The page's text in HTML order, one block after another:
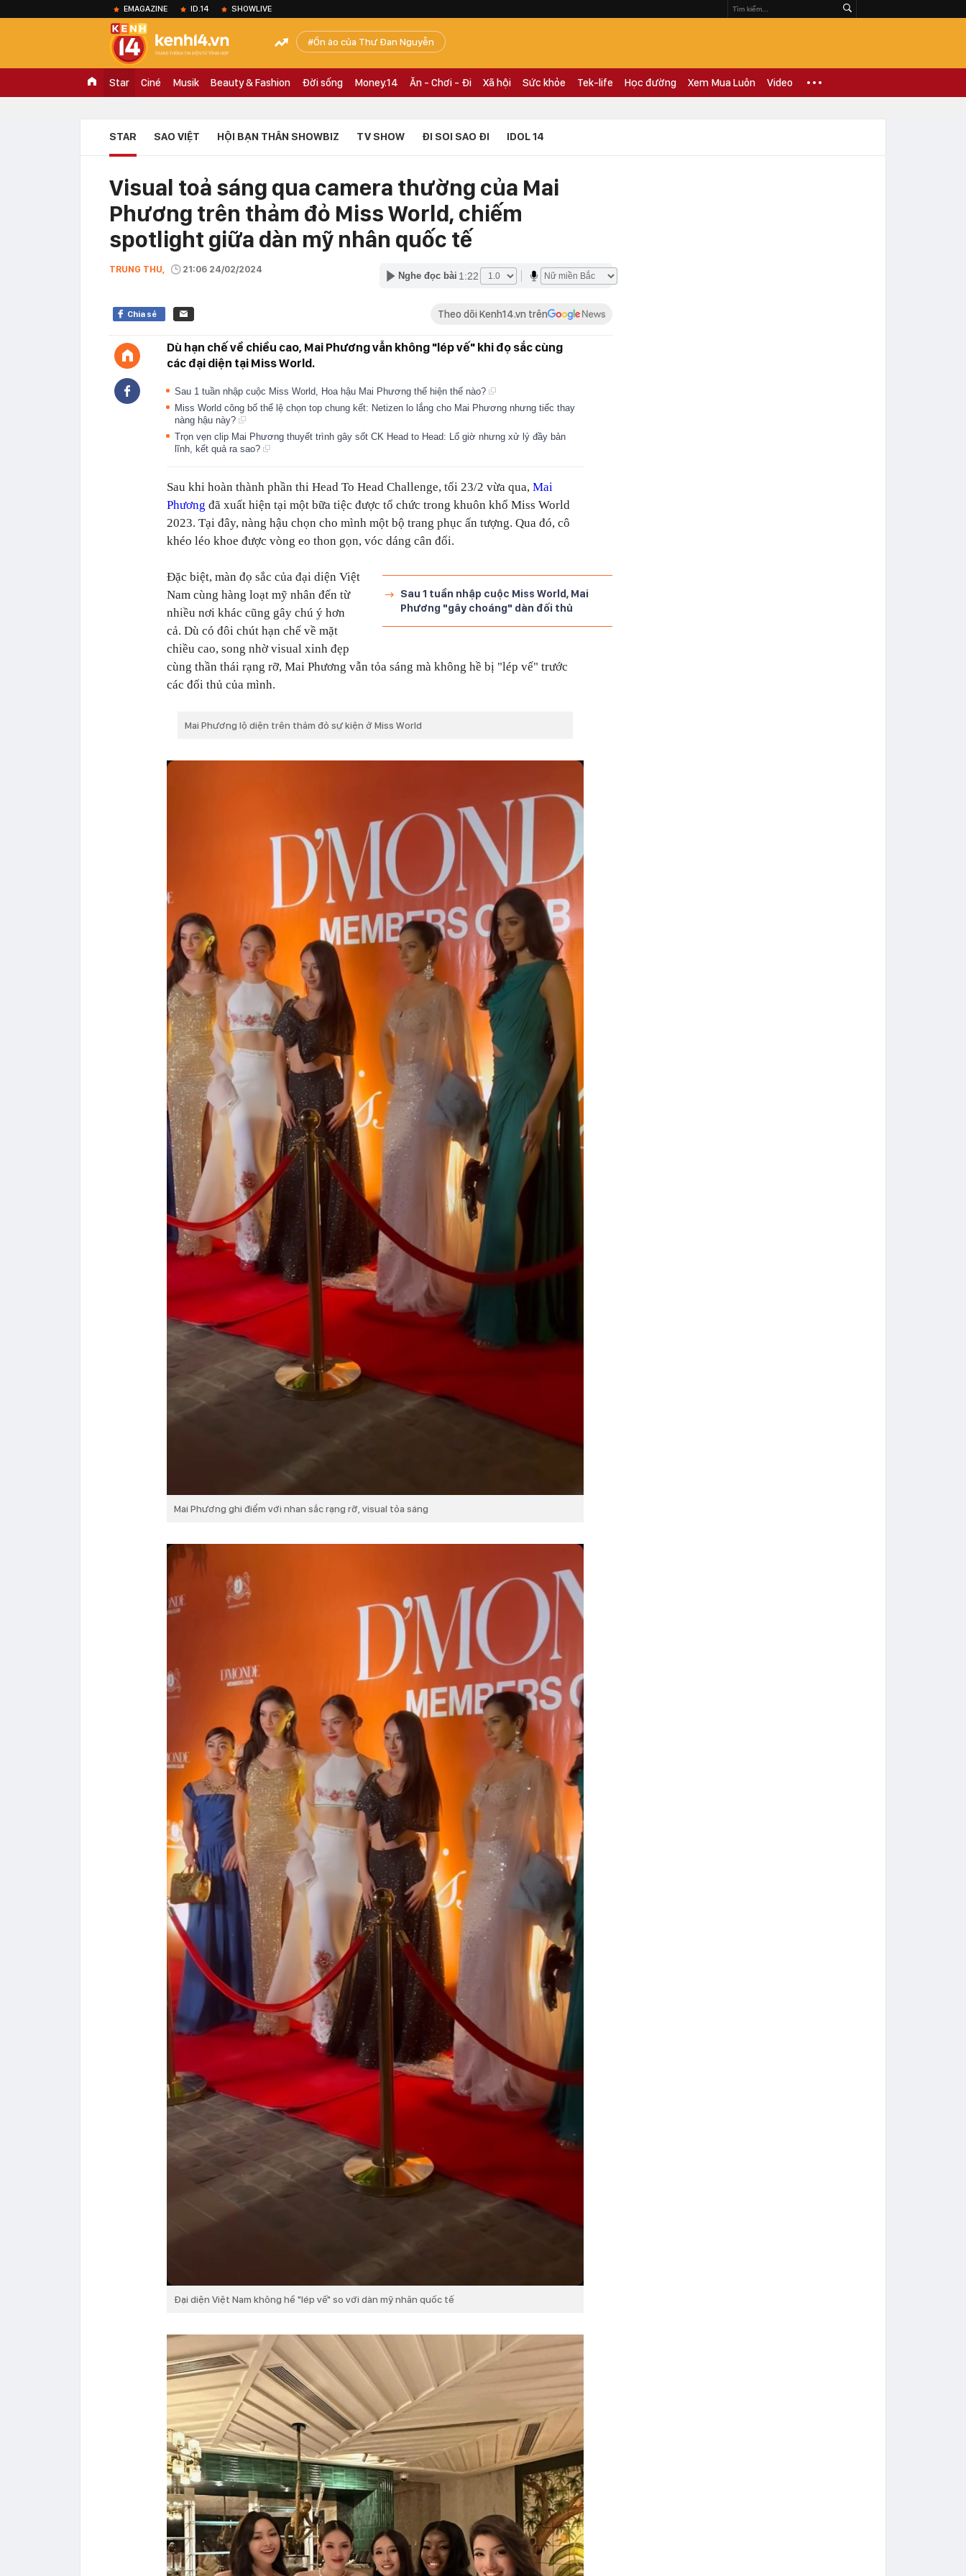
EMAGAZINE ID.14 SHOWLIVE
Ồn ào của Thư Đan Nguyễn
Star Ciné Musik Beauty & Fashion Đời sống Money.14 Ăn - Chơi - Đi Xã hội Sức khỏe Tek-life Học đường Xem Mua Luôn Video
STAR SAO VIỆT HỘI BẠN THÂN SHOWBIZ TV SHOW ĐI SOI SAO ĐI IDOL 14
Visual toả sáng qua camera thường của Mai
Phương trên thảm đỏ Miss World, chiếm
spotlight giữa dàn mỹ nhân quốc tế
TRUNG THU, 21:06 24/02/2024
Nghe đọc bài 1:22
Chia sẻ Theo dõi Kenh14.vn trên
Dù hạn chế về chiều cao, Mai Phương vẫn không "lép vế" khi đọ sắc cùng
các đại diện tại Miss World.
Sau 1 tuần nhập cuộc Miss World, Hoa hậu Mai Phương thể hiện thế nào?
Miss World công bố thể lệ chọn top chung kết: Netizen lo lắng cho Mai Phương nhưng tiếc thay
nàng hậu này?
Trọn vẹn clip Mai Phương thuyết trình gây sốt CK Head to Head: Lố giờ nhưng xử lý đầy bản
lĩnh, kết quả ra sao?
Sau khi hoàn thành phần thi Head To Head Challenge, tối 23/2 vừa qua, Mai
Phương đã xuất hiện tại một bữa tiệc được tổ chức trong khuôn khổ Miss World
2023. Tại đây, nàng hậu chọn cho mình một bộ trang phục ấn tượng. Qua đó, cô
khéo léo khoe được vòng eo thon gọn, vóc dáng cân đối.
Sau 1 tuần nhập cuộc Miss World, Mai
Phương "gây choáng" dàn đối thủ
Đặc biệt, màn đọ sắc của đại diện Việt
Nam cùng hàng loạt mỹ nhân đến từ
nhiều nơi khác cũng gây chú ý hơn
cả. Dù có đôi chút hạn chế về mặt
chiều cao, song nhờ visual xinh đẹp
cùng thần thái rạng rỡ, Mai Phương vẫn tỏa sáng mà không hề bị "lép vế" trước
các đối thủ của mình.
Mai Phương lộ diện trên thảm đỏ sự kiện ở Miss World
Mai Phương ghi điểm với nhan sắc rạng rỡ, visual tỏa sáng
Đại diện Việt Nam không hề "lép vế" so với dàn mỹ nhân quốc tế